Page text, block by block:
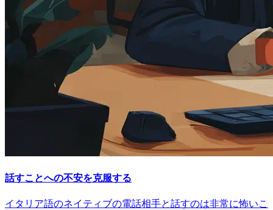
話すことへの不安を克服する
イタリア語のネイティブの電話相手と話すのは非常に怖いこ